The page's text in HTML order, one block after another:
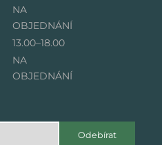
NA
OBJEDNÁNÍ
13.00–18.00
NA
OBJEDNÁNÍ
Odebírat